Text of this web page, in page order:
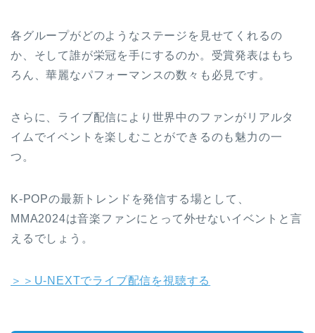
各グループがどのようなステージを見せてくれるの
か、そして誰が栄冠を手にするのか。受賞発表はもち
ろん、華麗なパフォーマンスの数々も必見です。
さらに、ライブ配信により世界中のファンがリアルタ
イムでイベントを楽しむことができるのも魅力の一
つ。
K-POPの最新トレンドを発信する場として、
MMA2024は音楽ファンにとって外せないイベントと言
えるでしょう。
＞＞U-NEXTでライブ配信を視聴する